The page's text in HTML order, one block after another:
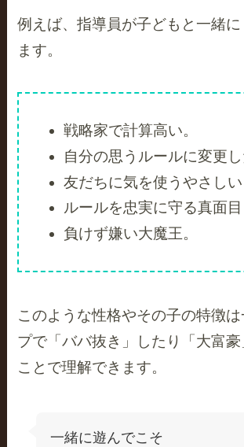
例えば、指導員が子どもと一緒に
ます。
戦略家で計算高い。
自分の思うルールに変更し
友だちに気を使うやさしい
ルールを忠実に守る真面目
負けず嫌い大魔王。
このような性格やその子の特徴
プで「ババ抜き」したり「大富
ことで理解できます。
一緒に遊んでこそ